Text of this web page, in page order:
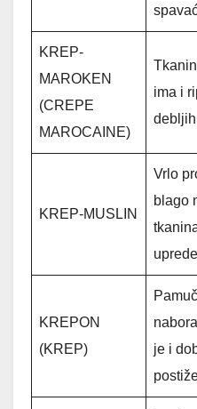
KREP-
MAROKEN
(CREPE
MAROCAINE)
ima i
KREP-MUSLIN
Vrlo
blago
KREPON
(KREP)
je i